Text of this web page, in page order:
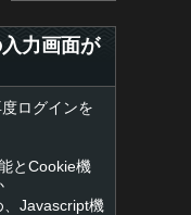
力画面が
ログインを
とCookie機
Javascript機